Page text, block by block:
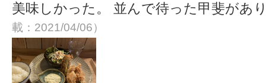
美味しかった。 並んで待った甲斐があ
載：2021/04/06）